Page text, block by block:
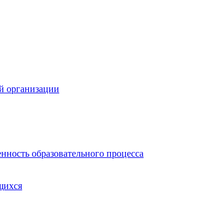
организации
образовательного процесса